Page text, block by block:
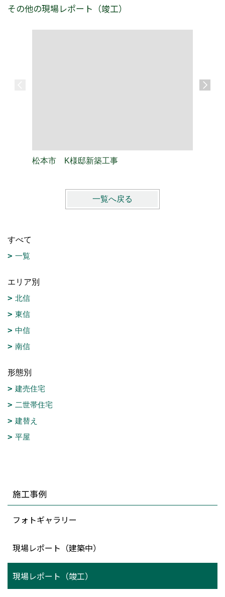
その他の現場レポート（竣工）
松本市 K様邸新築工事
一覧へ戻る
すべて
一覧
エリア別
北信
東信
中信
南信
形態別
建売住宅
二世帯住宅
建替え
平屋
施工事例
フォトギャラリー
現場レポート（建築中）
現場レポート（竣工）